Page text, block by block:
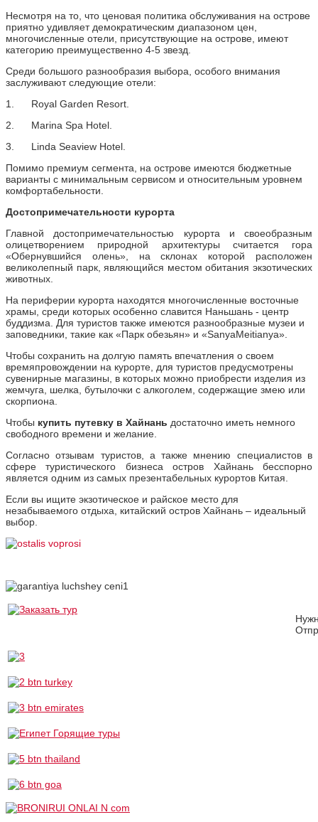
Несмотря на то, что ценовая политика обслуживания на острове
приятно удивляет демократическим диапазоном цен,
многочисленные отели, присутствующие на острове, имеют
категорию преимущественно 4-5 звезд.
Среди большого разнообразия выбора, особого внимания
заслуживают следующие отели:
1. Royal Garden Resort.
2. Marina Spa Hotel.
3. Linda Seaview Hotel.
Помимо премиум сегмента, на острове имеются бюджетные
варианты с минимальным сервисом и относительным уровнем
комфортабельности.
Достопримечательности курорта
Главной достопримечательностью курорта и своеобразным
олицетворением природной архитектуры считается гора
«Обернувшийся олень», на склонах которой расположен
великолепный парк, являющийся местом обитания экзотических
животных.
На периферии курорта находятся многочисленные восточные
храмы, среди которых особенно славится Наньшань - центр
буддизма. Для туристов также имеются разнообразные музеи и
заповедники, такие как «Парк обезьян» и «SanyaMeitianya».
Чтобы сохранить на долгую память впечатления о своем
времяпровождении на курорте, для туристов предусмотрены
сувенирные магазины, в которых можно приобрести изделия из
жемчуга, шелка, бутылочки с алкоголем, содержащие змею или
скорпиона.
Чтобы купить путевку в Хайнань достаточно иметь немного
свободного времени и желание.
Согласно отзывам туристов, а также мнению специалистов в
сфере туристического бизнеса остров Хайнань бесспорно
является одним из самых презентабельных курортов Китая.
Если вы ищите экзотическое и райское место для
незабываемого отдыха, китайский остров Хайнань – идеальный
выбор.